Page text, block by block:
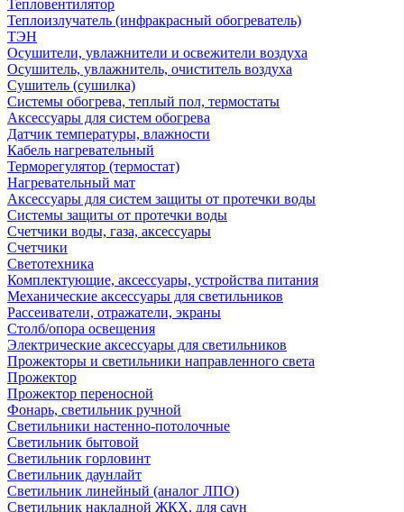
Тепловентилятор
Теплоизлучатель (инфракрасный обогреватель)
ТЭН
Осушители, увлажнители и освежители воздуха
Осушитель, увлажнитель, очиститель воздуха
Сушитель (сушилка)
Системы обогрева, теплый пол, термостаты
Аксессуары для систем обогрева
Датчик температуры, влажности
Кабель нагревательный
Терморегулятор (термостат)
Нагревательный мат
Аксессуары для систем защиты от протечки воды
Системы защиты от протечки воды
Счетчики воды, газа, аксессуары
Счетчики
Светотехника
Комплектующие, аксессуары, устройства питания
Механические аксессуары для светильников
Рассеиватели, отражатели, экраны
Столб/опора освещения
Электрические аксессуары для светильников
Прожекторы и светильники направленного света
Прожектор
Прожектор переносной
Фонарь, светильник ручной
Светильники настенно-потолочные
Светильник бытовой
Светильник горловинт
Светильник даунлайт
Светильник линейный (аналог ЛПО)
Светильник накладной ЖКХ, для саун